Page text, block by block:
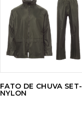
LER
MAIS
FATO DE CHUVA SET-
NYLON